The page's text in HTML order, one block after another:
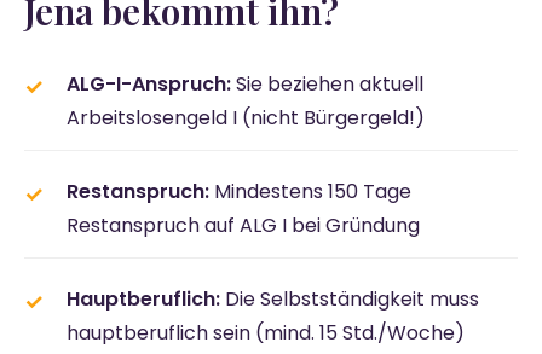
Jena bekommt ihn?
ALG-I-Anspruch:Sie beziehen aktuell
Arbeitslosengeld I (nicht Bürgergeld!)
Restanspruch: Mindestens 150 Tage
Restanspruch auf ALG I bei Gründung
Hauptberuflich: Die Selbstständigkeit muss
hauptberuflich sein (mind. 15 Std./Woche)